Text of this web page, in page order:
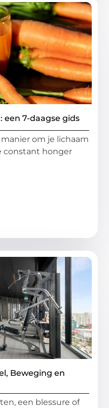
een 7-daagse gids
om je lichaam
constant honger
Beweging en
een blessure of